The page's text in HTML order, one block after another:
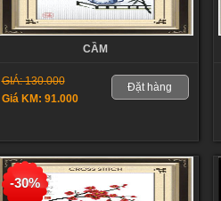
CẦM
GIÁ: 130.000
Giá KM: 91.000
Đặt hàng
-30%